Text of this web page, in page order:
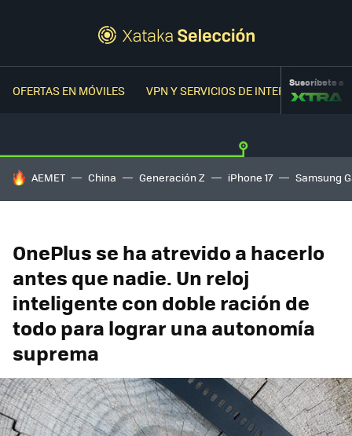
OFERTAS EN MÓVILES VPN Y SERVICIOS DE INTERNETSuscríbete a
HOY SE HABLA DE
AEMET China Generación Z iPhone 17 Samsung
OnePlus se ha atrevido a hacerlo
antes que nadie. Un reloj
inteligente con doble ración de
todo para lograr una autonomía
suprema